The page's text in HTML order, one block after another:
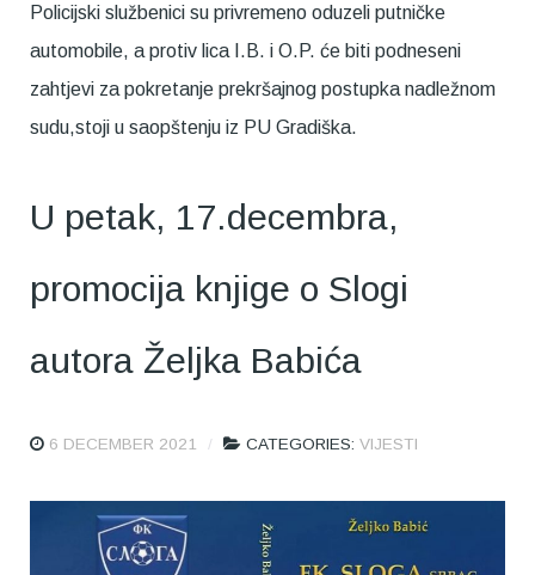
Policijski službenici su privremeno oduzeli putničke
automobile, a protiv lica I.B. i O.P. će biti podneseni
zahtjevi za pokretanje prekršajnog postupka nadležnom
sudu,stoji u saopštenju iz PU Gradiška.
U petak, 17.decembra,
promocija knjige o Slogi
autora Željka Babića
6 DECEMBER 2021 CATEGORIES: VIJESTI